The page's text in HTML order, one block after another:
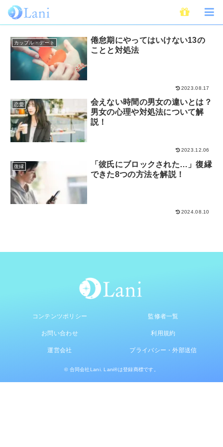
恋愛心理
カップル・デート
倦怠期にやってはいけない13の
ことと対処法
2023.08.17
恋愛
会えない時間の男女の違いとは？
男女の心理や対処法について解
説！
2023.12.06
復縁
「彼氏にブロックされた…」復縁
できた8つの方法を解説！
2024.08.10
コンテンツポリシー 監修者一覧
お問い合わせ 利用規約
運営会社 プライバシー・外部送信
© 合同会社Lani. Lani®は登録商標です。